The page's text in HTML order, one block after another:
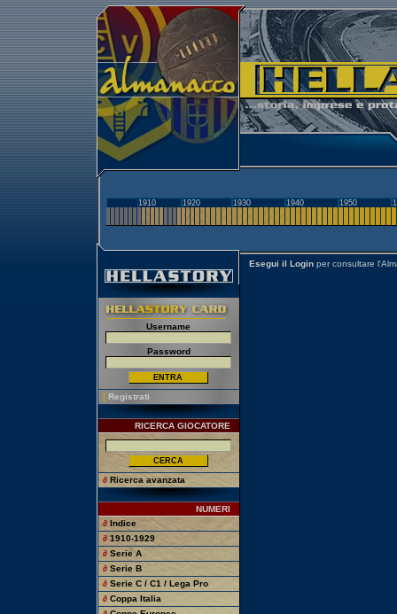
1910 1920 1930 1940 1950
Username
Password
[ Registrati
RICERCA GIOCATORE
∂ Ricerca avanzata
NUMERI
∂ Indice
∂ 1910-1929
∂ Serie A
∂ Serie B
∂ Serie C / C1 / Lega Pro
∂ Coppa Italia
Esegui il Login per consultare